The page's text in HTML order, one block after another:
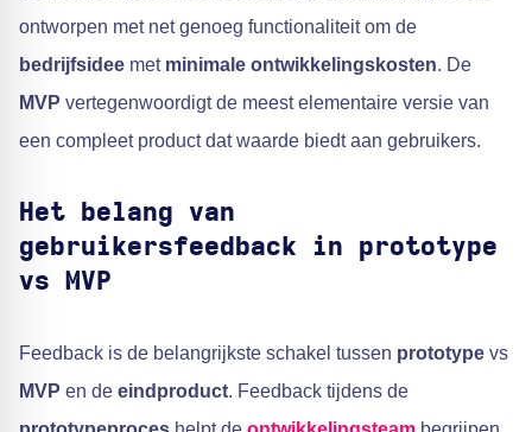
ontworpen met net genoeg functionaliteit om de
bedrijfsidee met minimale ontwikkelingskosten. De
MVP vertegenwoordigt de meest elementaire versie van
een compleet product dat waarde biedt aan gebruikers.
Het belang van
gebruikersfeedback in prototype
vs MVP
Feedback is de belangrijkste schakel tussen prototype vs
MVP en de eindproduct. Feedback tijdens de